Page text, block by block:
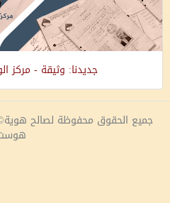
جديدنا: وثيقة - مركز